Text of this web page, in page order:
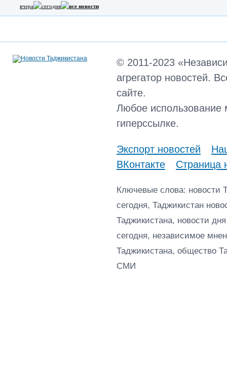
вчера сегодня все новости
© 2011-2023
агрегатор новостей.
сайте.
Любое использование
гиперссылке.
Экспорт новостей
ВКонтакте
Страница
Ключевые слова: новости
сегодня, Таджикистан
Таджикистана, новости
сегодня, независимое
Таджикистана, общество
СМИ